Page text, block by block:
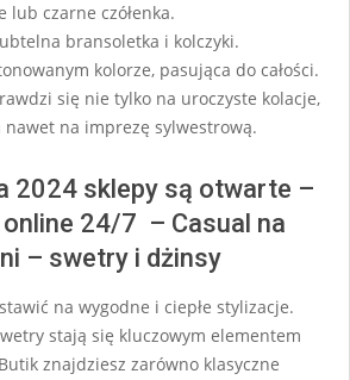
lub czarne czółenka.
bransoletka i kolczyki.
kolorze, pasująca do całości.
się nie tylko na uroczyste kolacje,
na imprezę sylwestrową.
2024 sklepy są otwarte –
online 24/7 – Casual na
– swetry i dżinsy
na wygodne i ciepłe stylizacje.
stają się kluczowym elementem
znajdziesz zarówno klasyczne